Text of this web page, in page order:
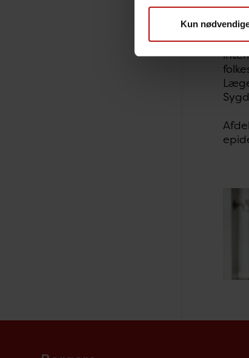
Kun